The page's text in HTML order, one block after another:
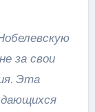
за свои
Эта